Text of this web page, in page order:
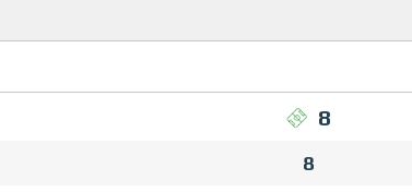
8
8